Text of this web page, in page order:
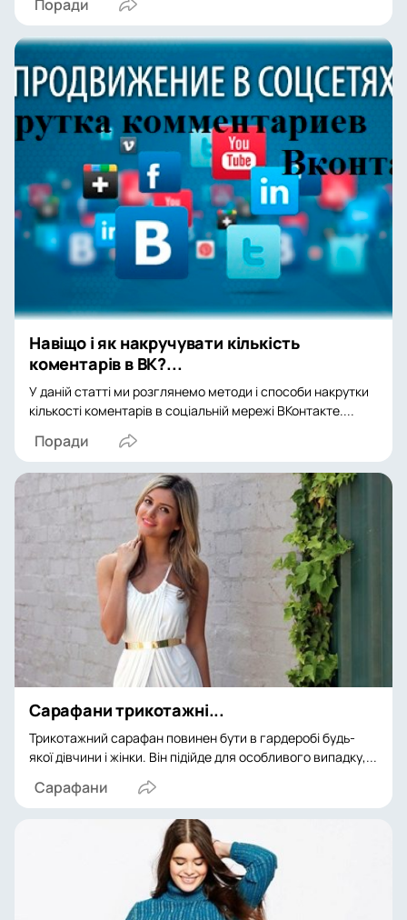
Поради
Навіщо і як накручувати кількість
коментарів в ВК?...
У даній статті ми розглянемо методи і способи накрутки
кількості коментарів в соціальній мережі ВКонтакте....
Поради
Сарафани трикотажні...
Трикотажний сарафан повинен бути в гардеробі будь-
якої дівчини і жінки. Він підійде для особливого випадку,...
Сарафани